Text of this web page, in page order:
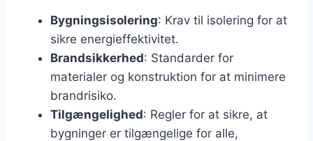
Bygningsisolering: Krav til isolering for at
sikre energieffektivitet.
Brandsikkerhed: Standarder for
materialer og konstruktion for at minimere
brandrisiko.
Tilgængelighed: Regler for at sikre, at
bygninger er tilgængelige for alle,